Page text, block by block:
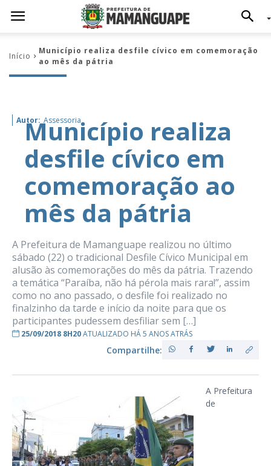
Início
Município realiza desfile cívico em comemoração
ao mês da pátria
Autor: Assessoria
Município realiza
desfile cívico em
comemoração ao
mês da pátria
A Prefeitura de Mamanguape realizou no último
sábado (22) o tradicional Desfile Cívico Municipal em
alusão às comemorações do mês da pátria. Trazendo
a temática “Paraíba, não há pérola mais rara!”, assim
como no ano passado, o desfile foi realizado no
finalzinho da tarde e início da noite para que os
participantes pudessem desfiliar sem […]
25/09/2018 8H20ATUALIZADO HÁ 5 ANOS ATRÁS
Compartilhe:
A Prefeitura
de